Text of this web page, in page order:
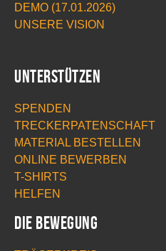
DEMO (17.01.2026)
UNSERE VISION
Unterstützen
SPENDEN
TRECKERPATENSCHAFT
MATERIAL BESTELLEN
ONLINE BEWERBEN
T-SHIRTS
HELFEN
Die Bewegung